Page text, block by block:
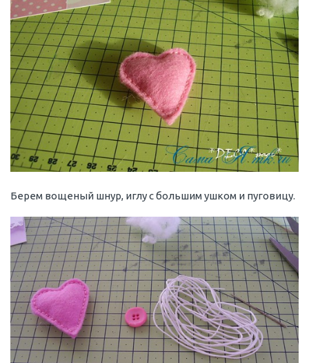
Берем вощеный шнур, иглу с большим ушком и пуговицу.